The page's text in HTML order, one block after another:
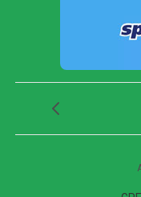
encontrou espaços
e o confronto
FICHA